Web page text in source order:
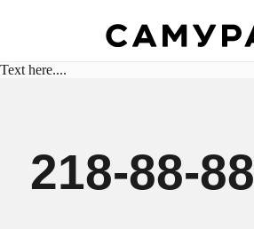
Text here....
218-88-88